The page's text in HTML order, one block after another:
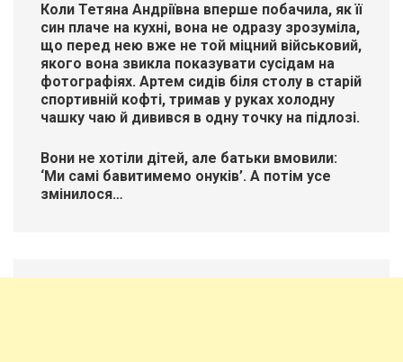
Коли Тетяна Андріївна вперше побачила, як її
син плаче на кухні, вона не одразу зрозуміла,
що перед нею вже не той міцний військовий,
якого вона звикла показувати сусідам на
фотографіях. Артем сидів біля столу в старій
спортивній кофті, тримав у руках холодну
чашку чаю й дивився в одну точку на підлозі.
Вони не хотіли дітей, але батьки вмовили:
‘Ми самі бавитимемо онуків’. А потім усе
змінилося…